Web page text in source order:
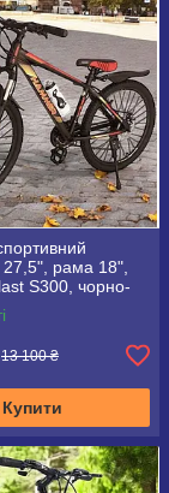
рама 18",
S300, чорно-
13 100 ₴
Купити